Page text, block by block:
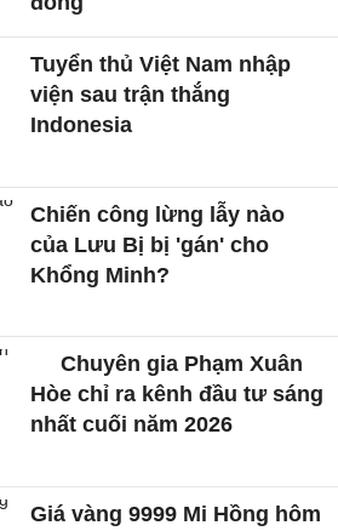
Tuyển thủ Việt Nam nhập
viện sau trận thắng
Indonesia
Chiến công lừng lẫy nào
của Lưu Bị bị 'gán' cho
Khổng Minh?
Chuyên gia Phạm Xuân
Hòe chỉ ra kênh đầu tư sáng
nhất cuối năm 2026
Giá vàng 9999 Mi Hồng hôm